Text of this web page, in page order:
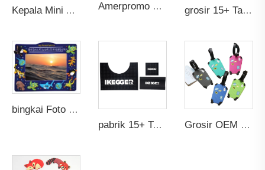
Kepala Mini Anak Perempuan Tas Earphone Tas Dompet Anak Hadiah Mainan Lucu Dompet Koin Kartun Gantungan Kunci Karet Silikon Tas Anak Amerpromo Custom Kualitas Tinggi 3D Soft PVC Label Karet Timbul Tambalan Pakaian Hadiah Unik grosir 15+ Tahun Mainan Custom Berkualitas Tinggi Pabrik Menghasilkan Bentuk Kartun Anime Tokoh Aksi Mainan PVC
bingkai Foto PVC 3D Custom OEM Hadiah Promosi Kinerja Tinggi Gambar Sublimasi Karet Lembut Kartun Bagus Disesuaikan
pabrik 15+ Tahun Sampel Gratis Grosir Custom Non-slip Anti-tumpah Bebas Racun PVC Karet Silikon Lembut Drip Bar Mat dengan Logo
Grosir OEM Gantungan Bagasi PVC Karet Lembut Custom Paket Perjalanan Transparan untuk Anak-anak Tas Sekolah Kura-kura